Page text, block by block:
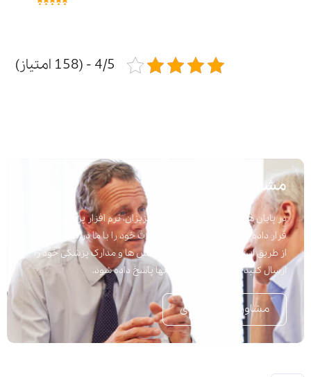
4/5 - (158 امتیاز)
مشاوره پزشکی
در پایان هر مقاله برای راحتی شما عزیزان، نرم افزار پرسش و پاسخ
قرار داده شده است تا به راحتی سوالات خود را با ما در میان بگذارید.
از طریق این نرم افزار می توانید پرسش ها و مدارک پزشکی خود را
ارسال کنید تا در اسرع وقت به آنها پاسخ داده شود.
مشاوره تلفنی فوری